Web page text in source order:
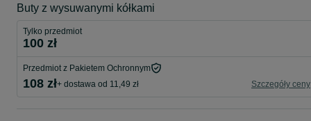
Buty z wysuwanymi kółkami
Tylko przedmiot
100 zł
Przedmiot z Pakietem Ochronnym
108 zł+ dostawa od 11,49 zł Szczegóły ceny